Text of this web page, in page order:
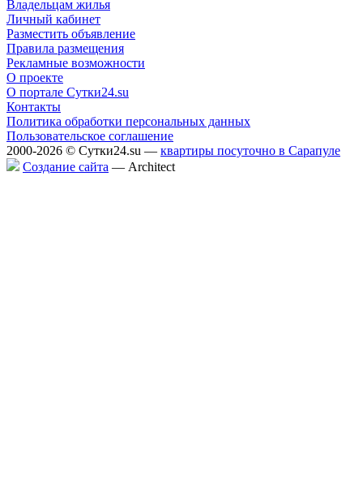
Владельцам жилья
Личный кабинет
Разместить объявление
Правила размещения
Рекламные возможности
О проекте
О портале Сутки24.su
Контакты
Политика обработки персональных данных
Пользовательское соглашение
2000-2026 © Сутки24.su — квартиры посуточно в Сарапуле
Создание сайта — Аrchitect